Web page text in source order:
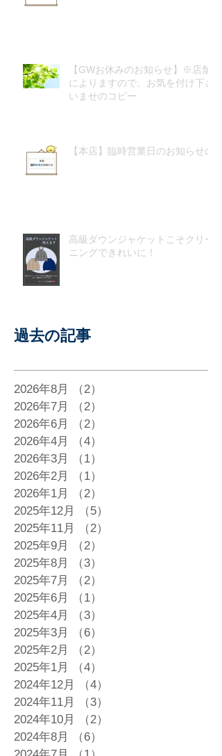
【GWお休みのお知らせ】※店舗
によりますので、お気を付け下さ
いませのコピー
【本店】臨時営業日のお知らせの
高級ダウンジャケットこそクリー
ニングできれいに！
過去の記事
2026年8月 （2）
2026年7月
（2）
2026年6月
（2）
2026年4月
（4）
2026年3月
（1）
2026年2月
（1）
2026年1月
（2）
2025年12月
（5）
2025年11月
（2）
2025年9月
（2）
2025年8月
（3）
2025年7月
（2）
2025年6月
（1）
2025年4月
（3）
2025年3月
（6）
2025年2月
（2）
2025年1月
（4）
2024年12月
（4）
2024年11月
（3）
2024年10月
（2）
2024年8月
（6）